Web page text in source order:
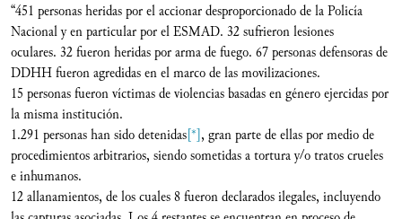
“451 personas heridas por el accionar desproporcionado de la Policía
Nacional y en particular por el ESMAD. 32 sufrieron lesiones
oculares. 32 fueron heridas por arma de fuego. 67 personas defensoras de
DDHH fueron agredidas en el marco de las movilizaciones.
15 personas fueron víctimas de violencias basadas en género ejercidas por
la misma institución.
1.291 personas han sido detenidas[*], gran parte de ellas por medio de
procedimientos arbitrarios, siendo sometidas a tortura y/o tratos crueles
e inhumanos.
12 allanamientos, de los cuales 8 fueron declarados ilegales, incluyendo